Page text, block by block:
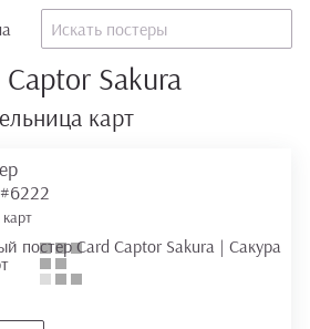
Sakura
карт
#6222